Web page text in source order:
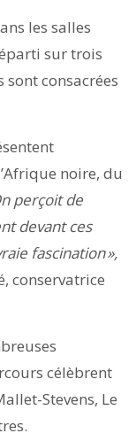
les salles
sur trois
consacrées
noire, du
perçoit de
devant ces
fascination »,
conservatrice
célèbrent
Stevens, Le